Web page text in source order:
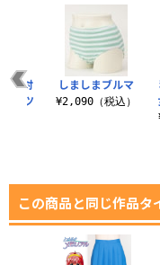
出対
ンツ
しましまブルマ
¥2,090（税込）
この商品と同じ作品タ